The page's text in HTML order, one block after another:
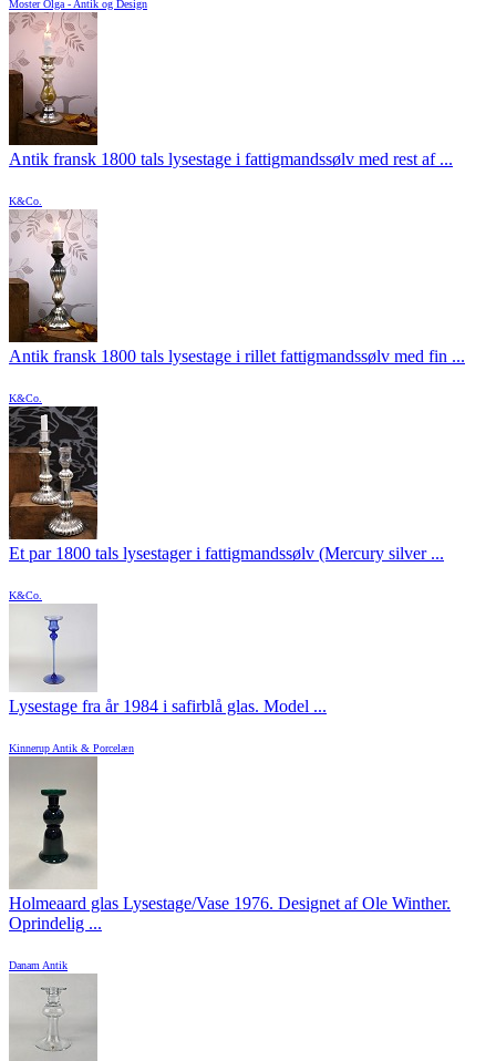
Moster Olga - Antik og Design
Antik fransk 1800 tals lysestage i fattigmandssølv med rest af ...
K&Co.
Antik fransk 1800 tals lysestage i rillet fattigmandssølv med fin ...
K&Co.
Et par 1800 tals lysestager i fattigmandssølv (Mercury silver ...
K&Co.
Lysestage fra år 1984 i safirblå glas. Model ...
Kinnerup Antik & Porcelæn
Holmeaard glas Lysestage/Vase 1976. Designet af Ole Winther.
Oprindelig ...
Danam Antik